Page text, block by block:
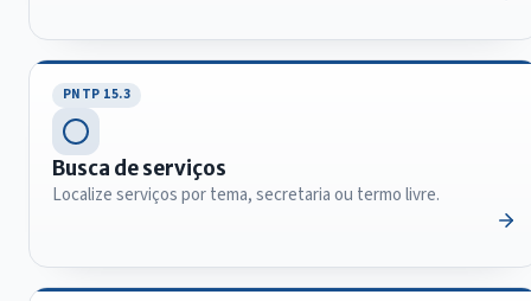
PNTP 15.3
Busca de serviços
Localize serviços por tema, secretaria ou termo livre.